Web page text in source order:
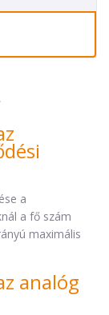
a
a fő szám
maximális
analóg